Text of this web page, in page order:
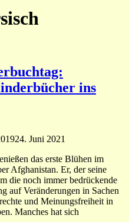
ins
24. Juni 2021
das erste Blühen im
Afghanistan. Er, der seine
die noch immer bedrückende
auf Veränderungen in Sachen
und Meinungsfreiheit in
Manches hat sich